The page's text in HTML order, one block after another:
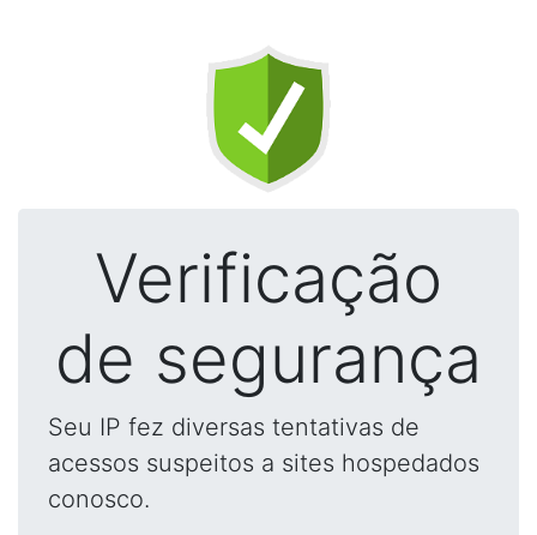
Verificação
de segurança
Seu IP fez diversas tentativas de
acessos suspeitos a sites hospedados
conosco.